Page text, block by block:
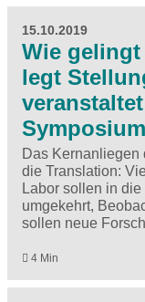
15.10.2019
Wie
legt
Das Kernanliegen
die Translation:
Labor sollen in
umgekehrt,
sollen neue
4 Min